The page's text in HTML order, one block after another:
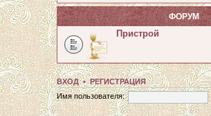
ФОРУМ
Пристрой
ВХОД•РЕГИСТРАЦИЯ
Имя пользователя: